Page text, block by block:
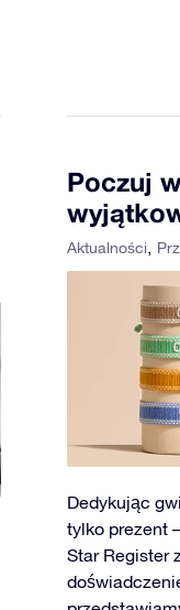
Poczuj
Aktualności
Dedykując
tylko prezent
Star Register